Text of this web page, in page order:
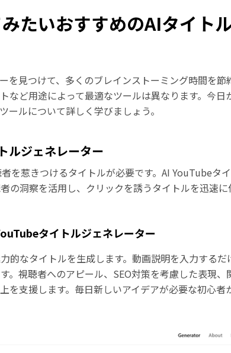
たいおすすめのAIタイト
を見つけて、多くのブレインストーミング時間を節
など用途によって最適なツールは異なります。今日
ールについて詳しく学びましょう。
ルジェネレーター
を惹きつけるタイトルが必要です。AI YouTubeタ
の洞察を活用し、クリックを誘うタイトルを迅速に
タイトルジェネレーター
的なタイトルを生成します。動画説明を入力するだ
。視聴者へのアピール、SEO対策を考慮した表現、
を支援します。毎日新しいアイデアが必要な初心者